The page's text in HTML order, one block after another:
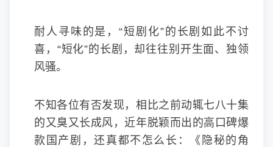
耐人寻味的是，“短剧化”的长剧如此不讨
喜，“短化”的长剧，却往往别开生面、独领
风骚。
不知各位有否发现，相比之前动辄七八十集
的又臭又长成风，近年脱颖而出的高口碑爆
款国产剧，还真都不怎么长：《隐秘的角